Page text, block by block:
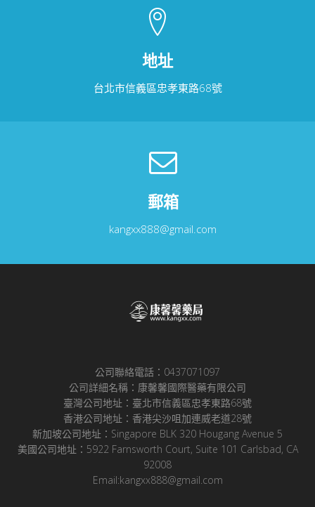
地址
台北市信義區忠孝東路68號
郵箱
kangxx888@gmail.com
公司聯絡電話：0437071097
公司詳細名稱：康馨馨國際醫藥有限公司
臺灣公司地址：臺北市信義區忠孝東路68號
香港公司地址：香港尖沙咀加連威老道28號
新加坡公司地址：Singapore BLK 320 Hougang Avenue 5
美國公司地址：5922 Farnsworth Court, Suite 101 Carlsbad, CA
92008
Email:kangxx888@gmail.com